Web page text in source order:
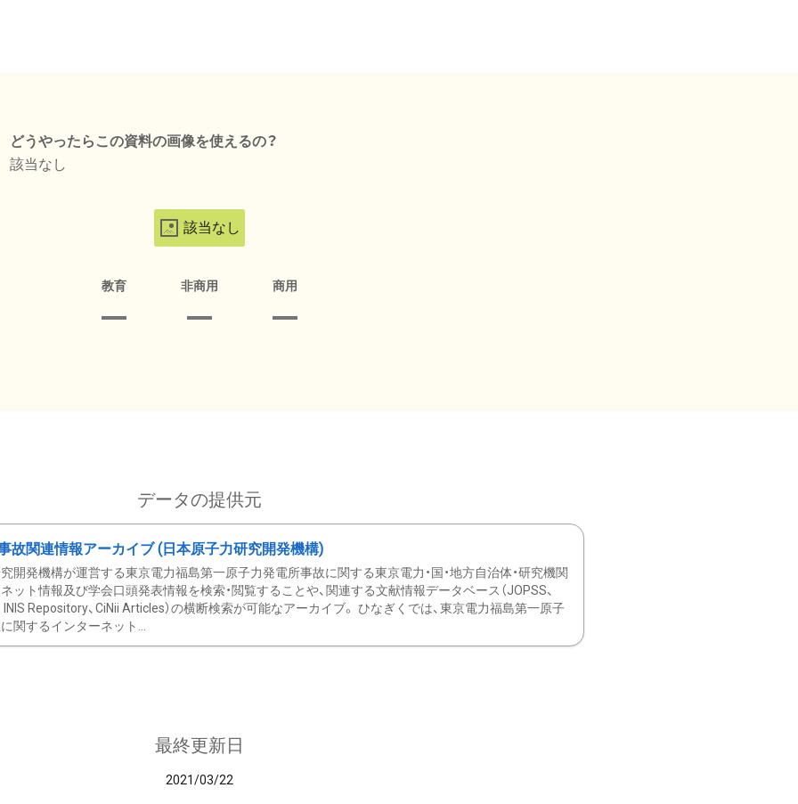
どうやったらこの資料の画像を使えるの？
該当なし
該当なし
教育 非商用 商用
データの提供元
故関連情報アーカイブ (日本原子力研究開発機構)
開発機構が運営する東京電力福島第一原子力発電所事故に関する東京電力・国・地方自治体・研究機関
ット情報及び学会口頭発表情報を検索・閲覧することや、関連する文献情報データベース（JOPSS、
INIS Repository、CiNii Articles）の横断検索が可能なアーカイブ。 ひなぎくでは、東京電力福島第一原子
関するインターネット...
最終更新日
2021/03/22